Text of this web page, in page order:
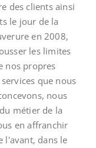
des clients ainsi
le jour de la
en 2008,
les limites
nos propres
que nous
nous
métier de la
en affranchir
l'avant, dans le